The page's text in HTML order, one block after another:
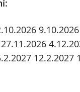
9.10.2026
27.11.2026
12.2.2027